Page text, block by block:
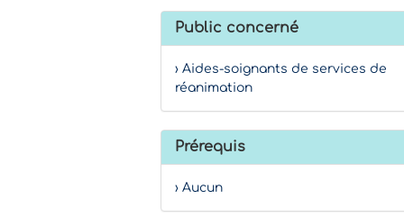
Public concerné
› Aides-soignants de services de
réanimation
Prérequis
› Aucun